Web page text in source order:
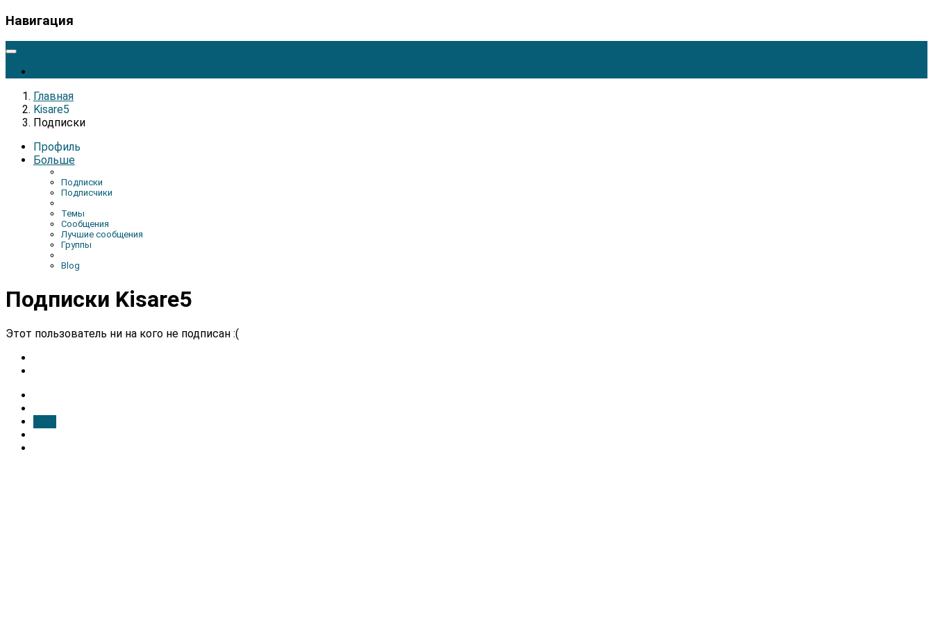
Навигация
Главная
Kisare5
Подписки
Профиль
Больше
Подписки
Подписчики
Темы
Сообщения
Лучшие сообщения
Группы
Blog
Подписки Kisare5
Этот пользователь ни на кого не подписан :(